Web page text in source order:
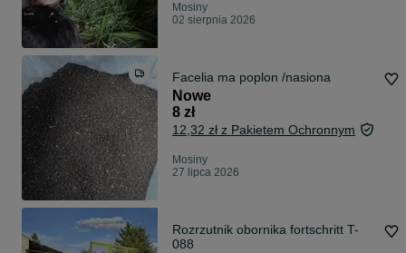
Mosiny
02 sierpnia 2026
Facelia ma poplon /nasiona
Nowe
8 zł
12,32 zł z Pakietem Ochronnym
Mosiny
27 lipca 2026
Rozrzutnik obornika fortschritt T-
088